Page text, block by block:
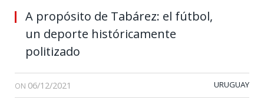
A propósito de Tabárez: el fútbol,
un deporte históricamente
politizado
ON 06/12/2021 URUGUAY